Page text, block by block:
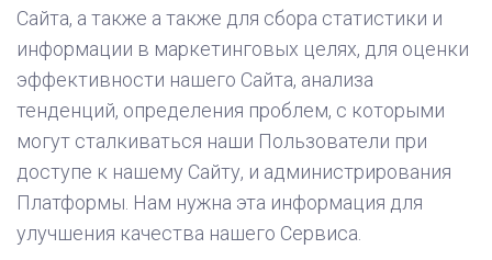
Сайта, а также а также для сбора статистики и
информации в маркетинговых целях, для оценки
эффективности нашего Сайта, анализа
тенденций, определения проблем, с которыми
могут сталкиваться наши Пользователи при
доступе к нашему Сайту, и администрирования
Платформы. Нам нужна эта информация для
улучшения качества нашего Сервиса.